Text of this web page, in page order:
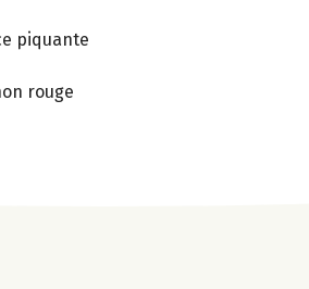
piquante
rouge